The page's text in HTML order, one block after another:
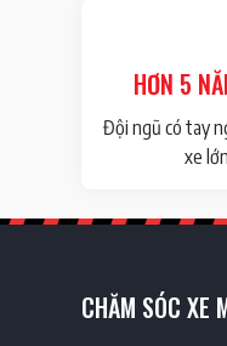
HƠN 5
Đội ngũ có tay
xe
CHĂM SÓC XE